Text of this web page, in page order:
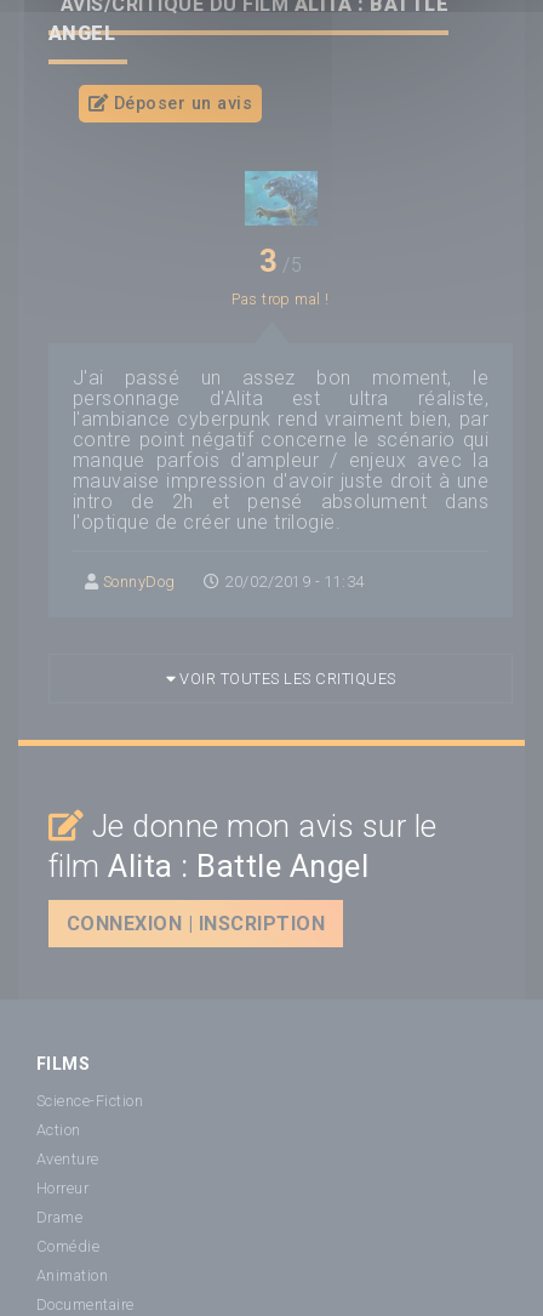
ANGEL
Déposer un avis
3 /5
Pas trop mal !
J'ai passé un assez bon moment, le
personnage d'Alita est ultra réaliste,
l'ambiance cyberpunk rend vraiment bien, par
contre point négatif concerne le scénario qui
manque parfois d'ampleur / enjeux avec la
mauvaise impression d'avoir juste droit à une
intro de 2h et pensé absolument dans
l'optique de créer une trilogie.
SonnyDog 20/02/2019 - 11:34
VOIR TOUTES LES CRITIQUES
Je donne mon avis sur le
filmAlita : Battle Angel
CONNEXION | INSCRIPTION
FILMS
Science-Fiction
Action
Aventure
Horreur
Drame
Comédie
Animation
Documentaire